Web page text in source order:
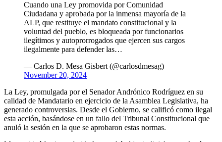
Cuando una Ley promovida por Comunidad
Ciudadana y aprobada por la inmensa mayoría de la
ALP, que restituye el mandato constitucional y la
voluntad del pueblo, es bloqueada por funcionarios
ilegítimos y autoprorrogados que ejercen sus cargos
ilegalmente para defender las…
— Carlos D. Mesa Gisbert (@carlosdmesag)
November 20, 2024
La Ley, promulgada por el Senador Andrónico Rodríguez en su
calidad de Mandatario en ejercicio de la Asamblea Legislativa, ha
generado controversias. Desde el Gobierno, se calificó como ilegal
esta acción, basándose en un fallo del Tribunal Constitucional que
anuló la sesión en la que se aprobaron estas normas.